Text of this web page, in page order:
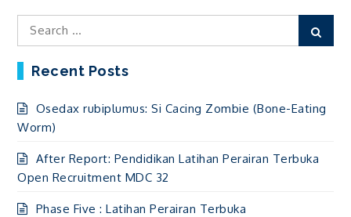
Search
for:
Recent Posts
Osedax rubiplumus: Si Cacing Zombie (Bone-Eating
Worm)
After Report: Pendidikan Latihan Perairan Terbuka
Open Recruitment MDC 32
Phase Five : Latihan Perairan Terbuka